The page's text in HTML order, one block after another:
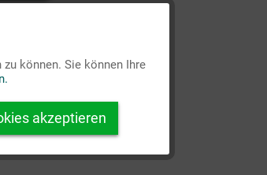
Inaktiv
können. Sie können Ihre
akzeptieren